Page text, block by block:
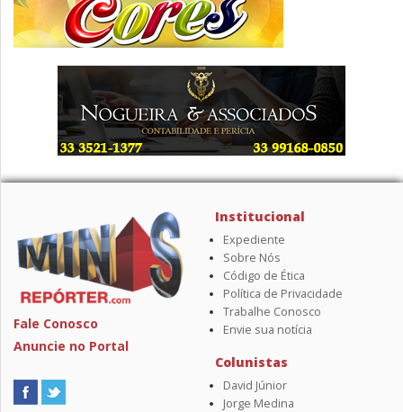
Fale Conosco
Anuncie no Portal
Institucional
Expediente
Sobre Nós
Código de Ética
Política de Privacidade
Trabalhe Conosco
Envie sua notícia
Colunistas
David Júnior
Jorge Medina